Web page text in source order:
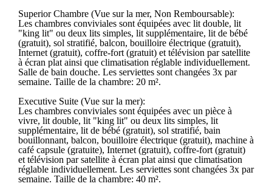
Superior Chambre (Vue sur la mer, Non Remboursable):
Les chambres conviviales sont équipées avec lit double, lit
"king lit" ou deux lits simples, lit supplémentaire, lit de bébé
(gratuit), sol stratifié, balcon, bouilloire électrique (gratuit),
Internet (gratuit), coffre-fort (gratuit) et télévision par satellite
à écran plat ainsi que climatisation réglable individuellement.
Salle de bain douche. Les serviettes sont changées 3x par
semaine. Taille de la chambre: 20 m².
Executive Suite (Vue sur la mer):
Les chambres conviviales sont équipées avec un pièce à
vivre, lit double, lit "king lit" ou deux lits simples, lit
supplémentaire, lit de bébé (gratuit), sol stratifié, bain
bouillonnant, balcon, bouilloire électrique (gratuit), machine à
café capsule (gratuite), Internet (gratuit), coffre-fort (gratuit)
et télévision par satellite à écran plat ainsi que climatisation
réglable individuellement. Les serviettes sont changées 3x par
semaine. Taille de la chambre: 40 m².